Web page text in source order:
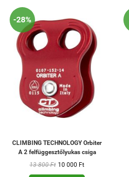
-28%
CLIMBING TECHNOLOGY Orbiter
A 2 felfüggesztőlyukas csiga
13 800 Ft 10 000 Ft